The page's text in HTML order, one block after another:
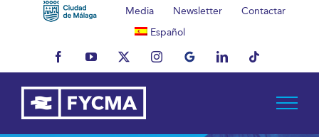
Media Newsletter
Contactar
Español
FacebookYouTubeX InstagramMyBusinessLinkedInTiktok